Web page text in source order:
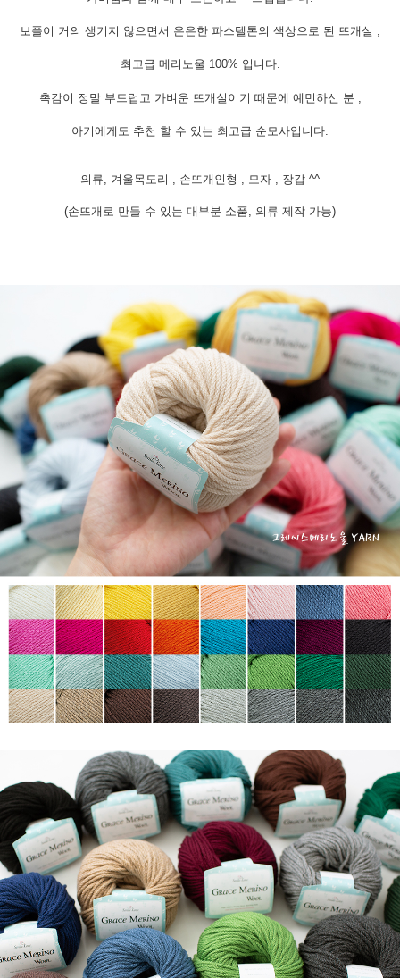
보풀이 거의 생기지 않으면서 은은한 파스텔톤의 색상으로 된 뜨개실 ,
최고급 메리노울 100% 입니다.
촉감이 정말 부드럽고 가벼운 뜨개실이기 때문에 예민하신 분 ,
아기에게도 추천 할 수 있는 최고급 순모사입니다.
의류, 겨울목도리 , 손뜨개인형 , 모자 , 장갑 ^^
(손뜨개로 만들 수 있는 대부분 소품, 의류 제작 가능)